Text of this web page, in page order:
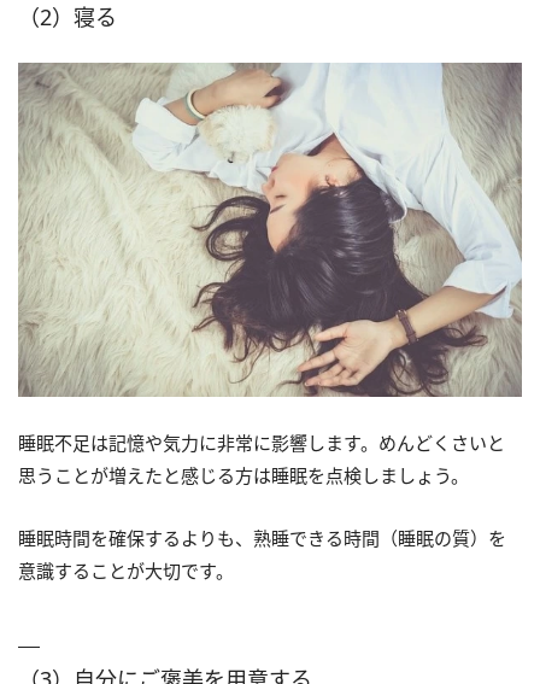
（2）寝る
睡眠不足は記憶や気力に非常に影響します。めんどくさいと
思うことが増えたと感じる方は睡眠を点検しましょう。
睡眠時間を確保するよりも、熟睡できる時間（睡眠の質）を
意識することが大切です。